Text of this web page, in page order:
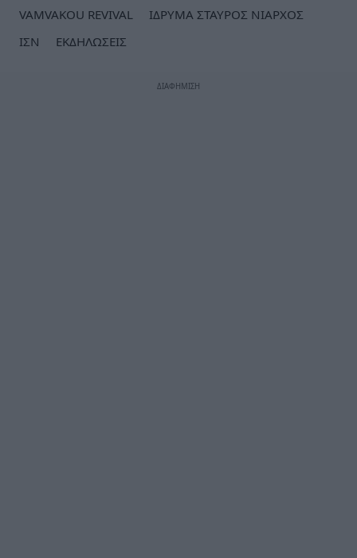
VAMVAKOU REVIVAL
ΙΔΡΥΜΑ ΣΤΑΥΡΟΣ ΝΙΑΡΧΟΣ
ΙΣΝ
ΕΚΔΗΛΩΣΕΙΣ